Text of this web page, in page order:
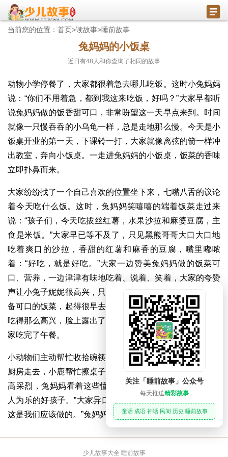
当前您的位置： 首页>读故事>睡前故事
兔妈妈的小饭桌
近日有48 人和你查询了相同的故事
动物小学停餐了，大家都很着急去哪儿吃饭。这时小兔妈妈
说：“你们不用着急，都到我这来吃饭，好吗？”大家早都听
说兔妈妈做的饭香甜可口，非常盼望这一天早点来到。时间
就像一只慢吞吞的小乌龟一样，总是走地那么慢。今天是小
饭桌开业的第一天，下课铃一打，大家就像离弦的箭一样冲
出教室，奔向小饭桌。一走进兔妈妈的小饭桌，饭菜的香味
立即扑鼻而来。
大家纷纷找了一个自己喜欢的位置坐下来，七嘴八舌的议论
着今天吃什么饭。这时，兔妈妈笑嘻嘻的端着饭菜走过来
说：“孩子们，今天吃拔丝红薯，水果沙拉和麻婆豆腐，主
食是米饭。”大家早已等不及了，只见黑熊哥哥大口大口地
吃着爽口的沙拉，香甜的红薯和麻香的豆腐，嘴里嘟哝
着：“好吃，就是好吃。”大家一边赞美兔妈妈做的饭菜可
口、营养，一边津津有味地吃着、说着、笑着，大家的夸赞
声让小兔子妮妮很高兴，只有她知道妈妈为了给小动物们准
备可口的饭菜，起得很早去买新鲜的蔬菜。兔妈妈看着大家
吃得那么高兴，脸上露出了喜悦的笑容。在愉快的气氛中大
家吃完了午餐。
小动物们主动帮忙收拾碗筷，只见黑熊哥哥端了许多餐盘往
厨房走去，小鹿帮忙擦桌子，小猴子帮忙扫地，大家干得兴
高采烈，兔妈妈看着这些懂事的好孩子们说：“你们真是助
人为乐的好孩子。”大家异口同声地说：“兔妈妈您辛苦了，
这是我们应该做的。”兔妈妈露出了灿烂的笑容。
少儿故事大全 睡前故事
关注「睡前故事」公众号
每天推送精彩故事
童话 成语 神话 民间 历史 睡前故事